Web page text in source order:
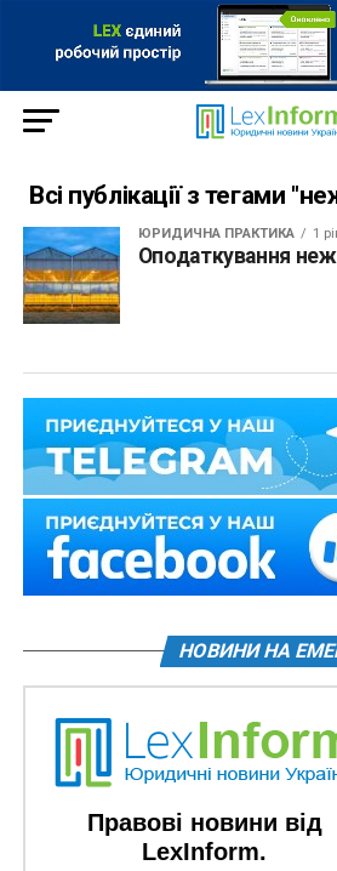
Всі публікації з тегами
ЮРИДИЧНА ПРАКТИКА 1
Оподаткування
НОВИНИ НА
Правові новини від
LexInform.